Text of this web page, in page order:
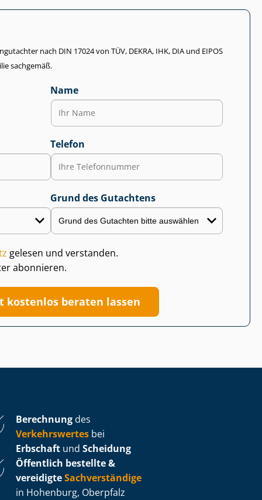
nach DIN 17024 von TÜV, DEKRA, IHK, DIA und EIPOS
sachgemäß.
Name
Telefon
Grund des Gutachtens
gelesen und verstanden.
abonnieren.
kostenlos beraten lassen
Berechnung des
Verkehrswertes bei
Erbschaft und Scheidung
Öffentlich bestellte &
vereidigteSachverständige
in Hohenburg, Oberpfalz